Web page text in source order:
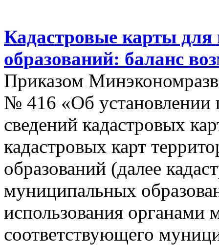
Кадастровые карты
образований: баланс
Приказом
№ 416 «Об установлении
сведений кадастровых
кадастровых карт
образований (далее
муниципальных
использования органами
соответствующего